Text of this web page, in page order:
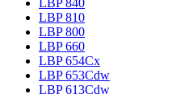
LBP 810
LBP 800
LBP 660
LBP 654Cx
LBP 653Cdw
LBP 613Cdw